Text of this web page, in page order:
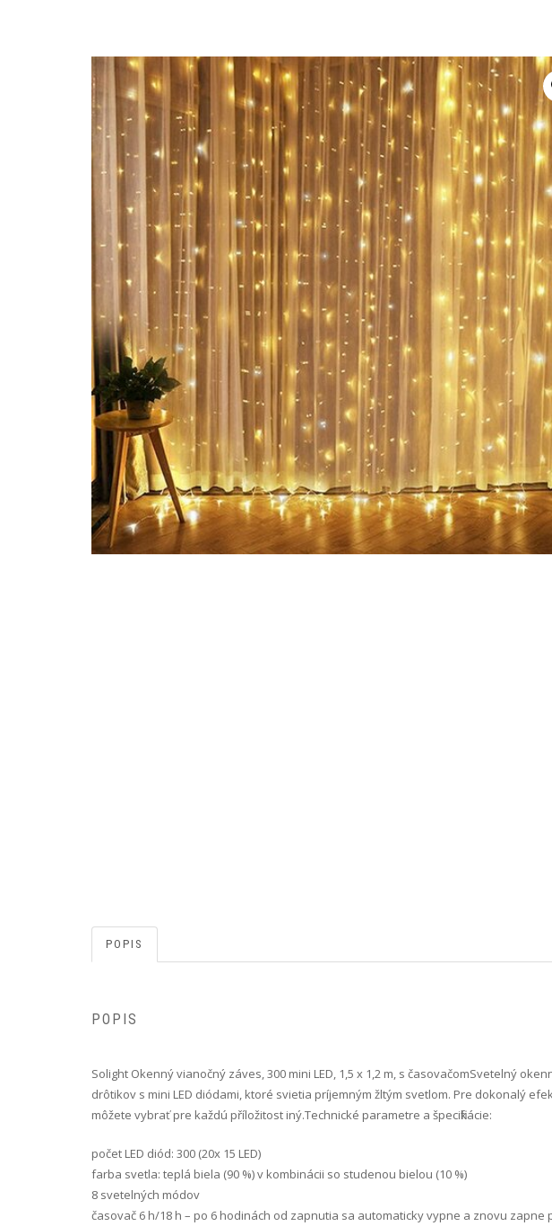
POPIS
POPIS
Solight Okenný vianočný záves, 300 mini LED, 1,5 x 1,2 m, s časovačom Svetelný
drôtikov s mini LED diódami, ktoré svietia príjemným žltým svetlom. Pre dokonalý
môžete vybrať pre každú příložitost iný.Technické parametre a špecifikácie:
počet LED diód: 300 (20x 15 LED)
farba svetla: teplá biela (90 %) v kombinácii so studenou bielou (10 %)
8 svetelných módov
časovač 6 h/18 h – po 6 hodinách od zapnutia sa automaticky vypne a znovu zapne